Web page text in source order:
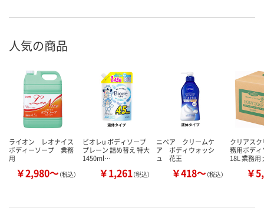
人気の商品
ライオン レオナイス
ボディーソープ 業務
用
￥2,980～（税込）
ビオレu ボディソープ
プレーン 詰め替え 特大
1450ml…
￥1,261（税込）
ニベア クリームケ
ア ボディウォッシ
ュ 花王
￥418～（税込）
クリアス
務用ボデ
18L 業務
￥